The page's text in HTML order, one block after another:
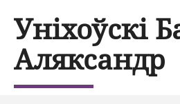
Уніхоўскі
Аляксандр